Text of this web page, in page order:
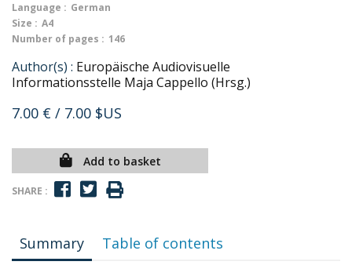
Language : German
Size : A4
Number of pages : 146
Author(s) : Europäische Audiovisuelle
Informationsstelle Maja Cappello (Hrsg.)
7.00 € / 7.00 $US
Add to basket
SHARE :
Summary Table of contents